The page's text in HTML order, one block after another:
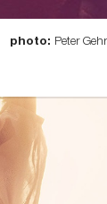
photo: Peter